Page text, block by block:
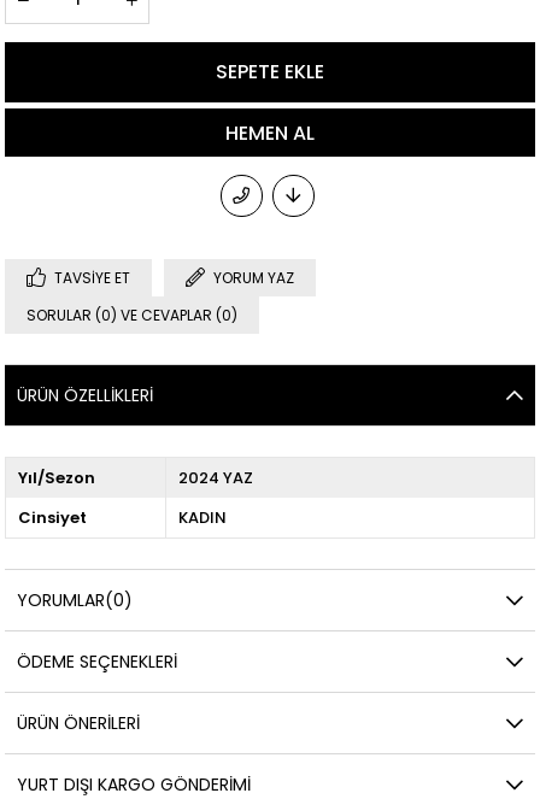
TAVSIYE ET
YORUM YAZ
SORULAR (0) VE CEVAPLAR (0)
ÜRÜN ÖZELLIKLERI
Yıl/Sezon
2024 YAZ
Cinsiyet
KADIN
YORUMLAR(0)
ÖDEME SEÇENEKLERI
ÜRÜN ÖNERILERI
YURT DIŞI KARGO GÖNDERIMI